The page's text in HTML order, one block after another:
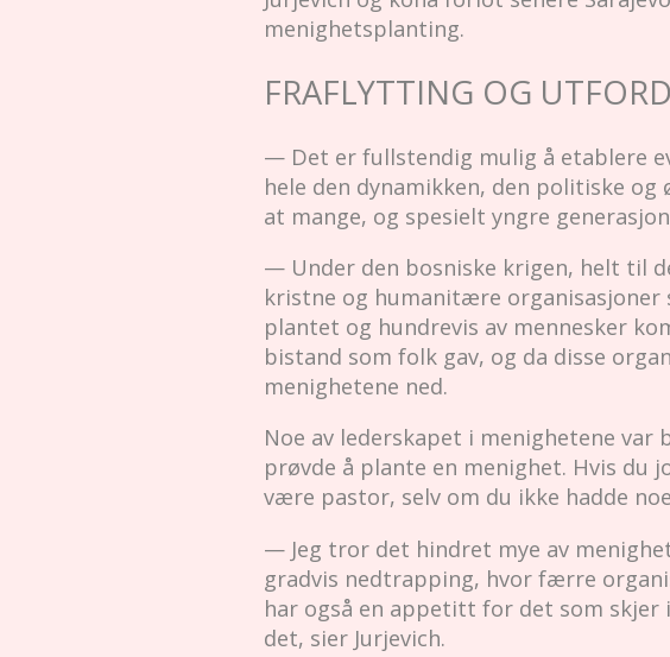
menighetsplanting.
FRAFLYTTING OG
— Det er fullstendig mulig å etablere
hele den dynamikken, den politiske
at mange, og spesielt yngre
— Under den bosniske krigen, helt til
kristne og humanitære organisasjoner
plantet og hundrevis av mennesker
bistand som folk gav, og da disse
menighetene ned.
Noe av lederskapet i menighetene
prøvde å plante en menighet. Hvis du
være pastor, selv om du ikke hadde
— Jeg tror det hindret mye av
gradvis nedtrapping, hvor færre
har også en appetitt for det som skjer
det, sier Jurjevich.